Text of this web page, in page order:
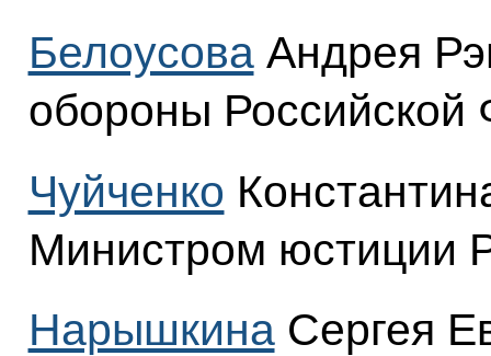
БелоусоваАндрея
обороны Российской
Чуйченко
Министром юстиции
НарышкинаСергея